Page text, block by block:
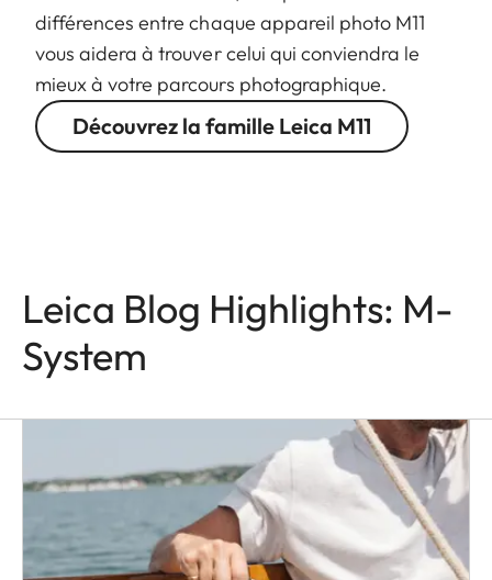
différences entre chaque appareil photo M11
vous aidera à trouver celui qui conviendra le
mieux à votre parcours photographique.
Découvrez la famille Leica M11
Leica Blog Highlights: M-
System